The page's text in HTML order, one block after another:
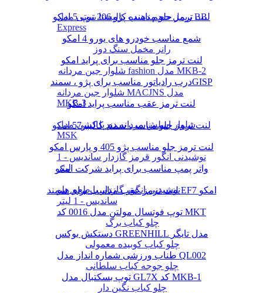
ریمل حجم دهنده کالیستا بیوتی مدل BB
Express
رانر مخمل سنگ دوز
شلوار جین مردانه fashion مدل MKB-2
شلوار جین مردانه MACJNS مدل
MKB-3
شلوار اسلش مردانه دم پا کشی مدل
MSK
نوشیدنی انگور قرمز گازدار ساندیس - 1
لیتر
نوشیدنی انگور گازدار با طعم هلو
ساندیس - 1 لیتر
چلو کباب برگ
چلو کباب کوبیده معمولی
چلو جوجه کباب سلطانی
چلو کباب نگین دار
لنت ترمز جلو مناسب پژو 206 تیپ 5 امکو
شمع مناسب خودرو های یورو 4 امکو
لنت ترمز جلو مناسب برای پراید امکو
درب رادیاتور مناسب برای پژو ، سمندGISP
لنت ترمز عقب مناسب پراید امکو
لنت ترمز جلو مناسب سمند کالیبر57 امکو
لنت ترمز جلو مناسب پژو 405 و پارس امکو
واتر پمپ مناسب برای پراید شرکت امکو
لنت ترمز عقب مناسب برای سمند EF7 امکو
توپ فوتسال مولتن مدل 0016 کد MKT
دستکش بوکس GREENHILL مدل تایگر
طناب ورزشی شماره انداز مدل QL002
توپ بسکتبال مدل GL7X کد MKB-1